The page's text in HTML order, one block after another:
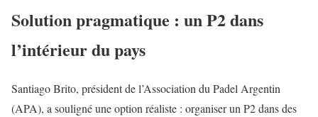
Solution pragmatique : un P2 dans
l’intérieur du pays
Santiago Brito, président de l’Association du Padel Argentin
(APA), a souligné une option réaliste : organiser un P2 dans des